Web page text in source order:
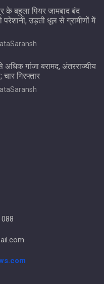
के बहुला पियर जामबाद बंद
उड़ती धूल से ग्रामीणों में
गांजा बरामद, अंतरराज्यीय
गिरफ्तार